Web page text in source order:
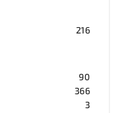
216
90
366
3